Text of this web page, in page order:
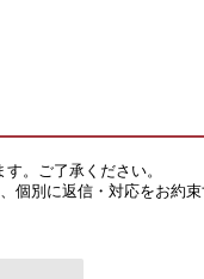
。ご了承ください。
別に返信・対応をお約束